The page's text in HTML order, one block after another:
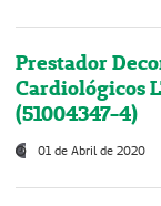
Prestador
Cardiológicos
(51004347-4)
01 de Abril de 2020